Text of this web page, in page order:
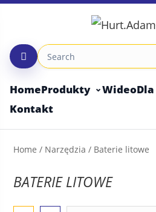
Skip
HomeProdukty Wideo
Kontakt
Home / Narzędzia / Baterie litowe
BATERIE LITOWE